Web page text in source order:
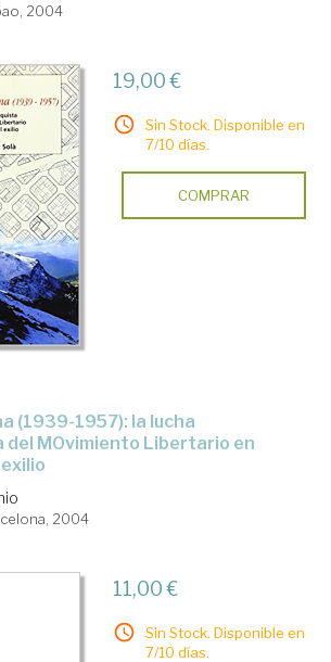
2004
19,00 €
Sin Stock. Disponible en
7/10 días.
COMPRAR
MOvimiento Libertario en
2004
11,00 €
Sin Stock. Disponible en
7/10 días.